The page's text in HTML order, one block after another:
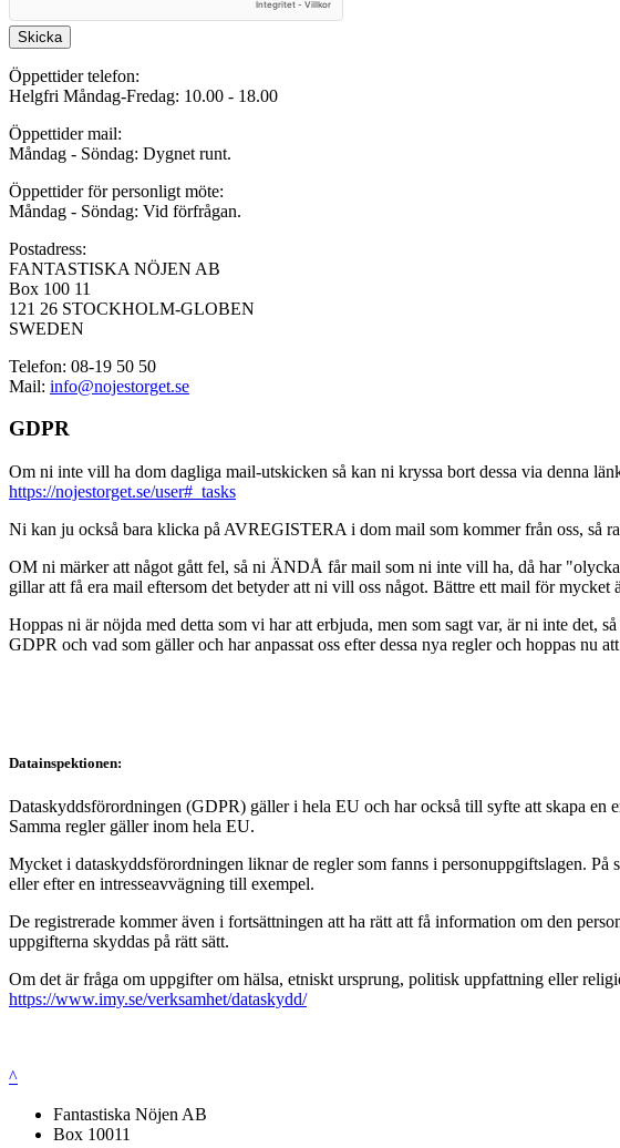
Skicka
Öppettider telefon:
Helgfri Måndag-Fredag: 10.00 - 18.00
Öppettider mail:
Måndag - Söndag: Dygnet runt.
Öppettider för personligt möte:
Måndag - Söndag: Vid förfrågan.
Postadress:
FANTASTISKA NÖJEN AB
Box 100 11
121 26 STOCKHOLM-GLOBEN
SWEDEN
Telefon: 08-19 50 50
Mail: info@nojestorget.se
GDPR
Om ni inte vill ha dom dagliga mail-utskicken så kan ni kryssa bort dessa via denna
https://nojestorget.se/user#_tasks
Ni kan ju också bara klicka på AVREGISTERA i dom mail som kommer från oss, så
OM ni märker att något gått fel, så ni ÄNDÅ får mail som ni inte vill ha, då har
gillar att få era mail eftersom det betyder att ni vill oss något. Bättre ett mail för mycket
Hoppas ni är nöjda med detta som vi har att erbjuda, men som sagt var, är ni inte
GDPR och vad som gäller och har anpassat oss efter dessa nya regler och hoppas nu
Datainspektionen:
Dataskyddsförordningen (GDPR) gäller i hela EU och har också till syfte att skapa
Samma regler gäller inom hela EU.
Mycket i dataskyddsförordningen liknar de regler som fanns i personuppgiftslagen.
eller efter en intresseavvägning till exempel.
De registrerade kommer även i fortsättningen att ha rätt att få information om den
uppgifterna skyddas på rätt sätt.
Om det är fråga om uppgifter om hälsa, etniskt ursprung, politisk uppfattning eller
https://www.imy.se/verksamhet/dataskydd/
^
Fantastiska Nöjen AB
Box 10011